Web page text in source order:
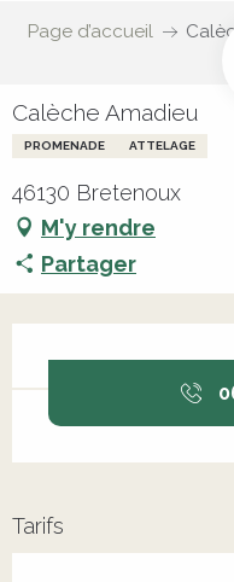
Page d’accueil
Calèche Amadieu
PROMENADE ATTELAGE
46130 Bretenoux
M'y rendre
Partager
Tarifs